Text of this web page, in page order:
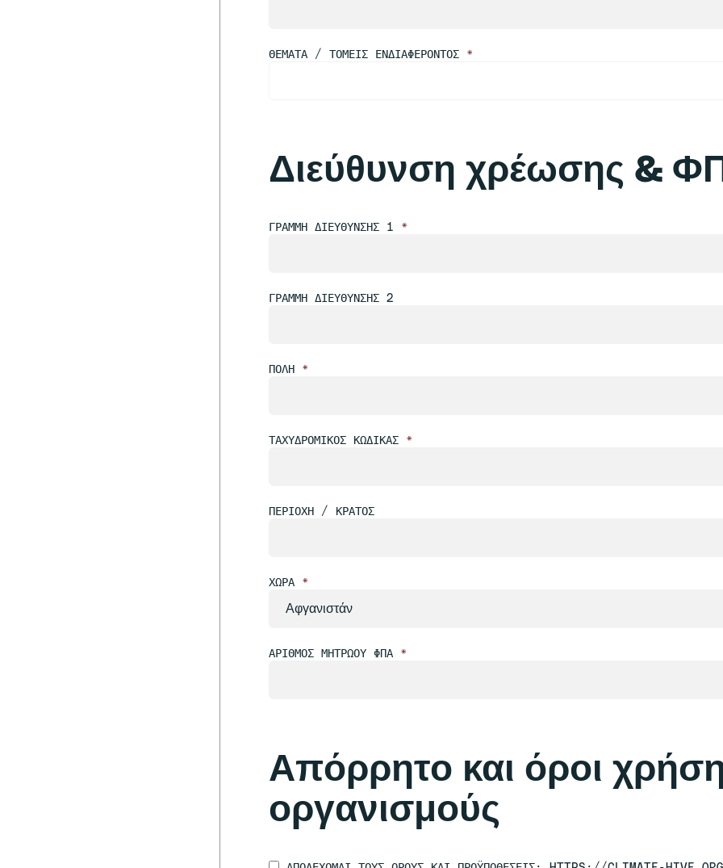
ΘΈΜΑΤΑ / ΤΟΜΕΊΣ ΕΝΔΙΑΦΈΡΟΝΤΟΣ *
Διεύθυνση χρέωσης &
ΓΡΑΜΜΉ ΔΙΕΎΘΥΝΣΗΣ 1 *
ΓΡΑΜΜΉ ΔΙΕΎΘΥΝΣΗΣ 2
ΠΌΛΗ *
ΤΑΧΥΔΡΟΜΙΚΌΣ ΚΏΔΙΚΑΣ *
ΠΕΡΙΟΧΉ / ΚΡΆΤΟΣ
ΧΏΡΑ *
ΑΡΙΘΜΌΣ ΜΗΤΡΏΟΥ ΦΠΑ *
Απόρρητο και όροι
οργανισμούς